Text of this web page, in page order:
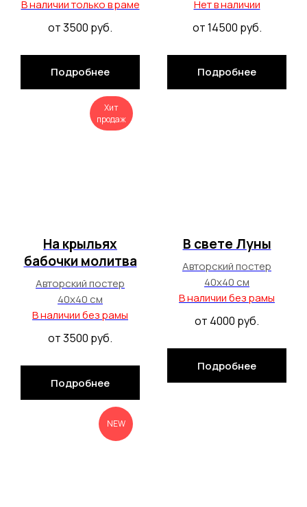
В наличии только в раме
от 3500 руб.
Подробнее
Нет в наличии
от 14500 руб.
Подробнее
Хит
продаж
На крыльях
бабочки молитва
Авторский постер
40х40 см
В наличии без рамы
от 3500 руб.
Подробнее
В свете Луны
Авторский постер
40х40 см
В наличии без рамы
от 4000 руб.
Подробнее
NEW